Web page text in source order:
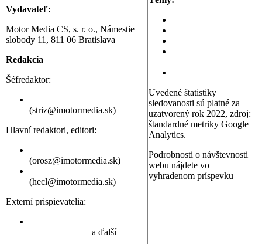
Vydavateľ:
Motor Media CS, s. r. o., Námestie
slobody 11, 811 06 Bratislava
Redakcia
Šéfredaktor:
(striz@imotormedia.sk)
Hlavní redaktori, editori:
(orosz@imotormedia.sk)
(hecl@imotormedia.sk)
Externí prispievatelia:
a ďalší
Uvedené štatistiky
sledovanosti sú platné za
uzatvorený rok 2022, zdroj:
štandardné metriky Google
Analytics.
Podrobnosti o návštevnosti
webu nájdete vo
vyhradenom príspevku